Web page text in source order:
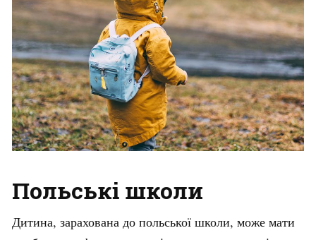
Польські школи
Дитина, зарахована до польської школи, може мати